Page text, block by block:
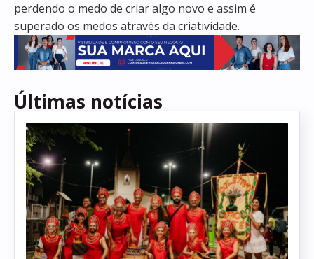
perdendo o medo de criar algo novo e assim é
superado os medos através da criatividade.
Últimas notícias